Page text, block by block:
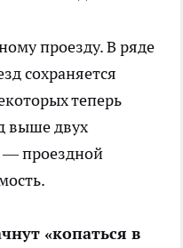
проезду. В ряде
сохраняется
теперь
выше двух
проездной
«копаться в